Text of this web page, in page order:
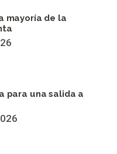
mayoría de la
para una salida a